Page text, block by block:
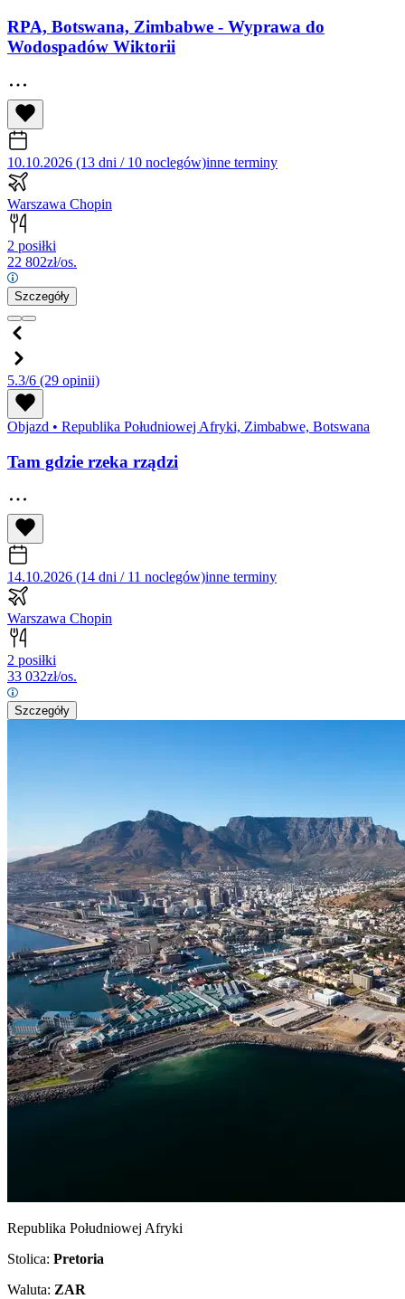
RPA, Botswana, Zimbabwe - Wyprawa do
Wodospadów Wiktorii
10.10.2026 (13 dni / 10 noclegów)inne terminy
Warszawa Chopin
2 posiłki
22 802zł/os.
Szczegóły
5.3/6 (29 opinii)
Objazd • Republika Południowej Afryki, Zimbabwe, Botswana
Tam gdzie rzeka rządzi
14.10.2026 (14 dni / 11 noclegów)inne terminy
Warszawa Chopin
2 posiłki
33 032zł/os.
Szczegóły
Republika Południowej Afryki
Stolica: Pretoria
Waluta: ZAR